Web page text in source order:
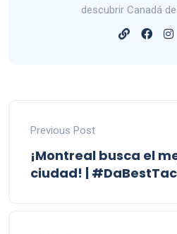
descubrir Canadá
Previous Post
¡Montreal busca el
ciudad! |